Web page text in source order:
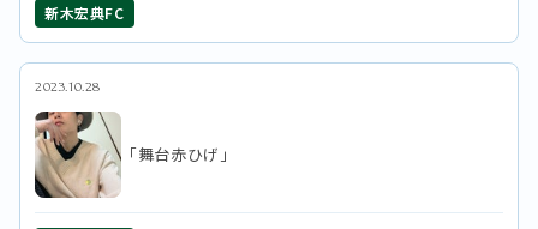
新木宏典FC
2023.10.28
「舞台赤ひげ」